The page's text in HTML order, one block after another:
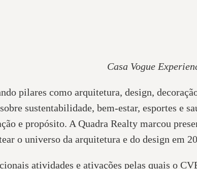
Casa Vogue
pilares como arquitetura, design,
sustentabilidade, bem-estar, esportes e
e propósito. A Quadra Realty marcou
o universo da arquitetura e do design em
atividades e ativações pelas quais o